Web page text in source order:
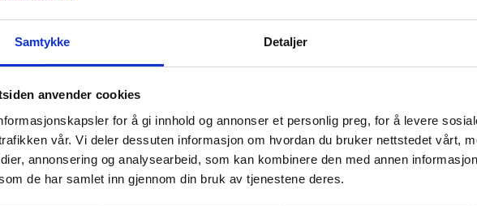
Samtykke Detaljer
anvender cookies
for å gi innhold og annonser et personlig preg, for å levere
vår. Vi deler dessuten informasjon om hvordan du bruker nettstedet vårt,
annonsering og analysearbeid, som kan kombinere den med annen
de har samlet inn gjennom din bruk av tjenestene deres.